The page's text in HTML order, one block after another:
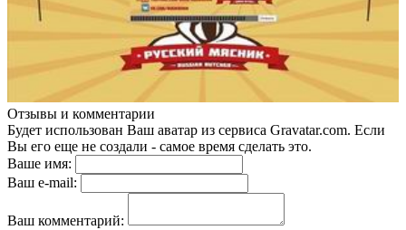
Отзывы и комментарии
Будет использован Ваш аватар из сервиса Gravatar.com. Если
Вы его еще не создали - самое время сделать это.
Ваше имя:
Ваш e-mail:
Ваш комментарий: